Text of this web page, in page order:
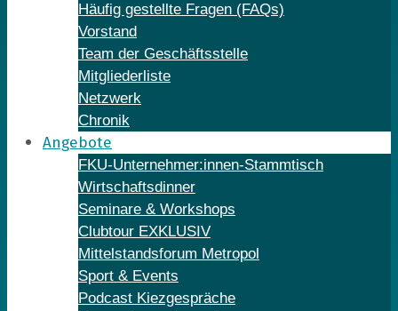
Häufig gestellte Fragen (FAQs)
Vorstand
Team der Geschäftsstelle
Mitgliederliste
Netzwerk
Chronik
Angebote
FKU-Unternehmer:innen-Stammtisch
Wirtschaftsdinner
Seminare & Workshops
Clubtour EXKLUSIV
Mittelstandsforum Metropol
Sport & Events
Podcast Kiezgespräche